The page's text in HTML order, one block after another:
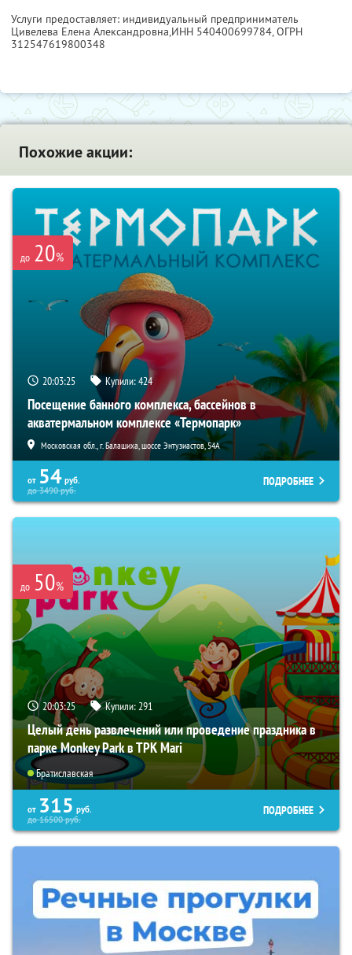
Услуги предоставляет: индивидуальный предприниматель
Цивелева Елена Александровна,ИНН 540400699784, ОГРН
312547619800348
Похожие акции:
до 20%
20:03:24 Купили:424
Посещение банного комплекса, бассейнов в
акватермальном комплексе «Термопарк»
Московская обл., г. Балашиха, шоссе Энтузиастов, 54А
от 54 руб.
до3490руб.
ПОДРОБНЕЕ
до 50%
20:03:24 Купили:291
Целый день развлечений или проведение праздника в
парке Monkey Park в ТРК Mari
Братиславская
от 315 руб.
до16500руб.
ПОДРОБНЕЕ